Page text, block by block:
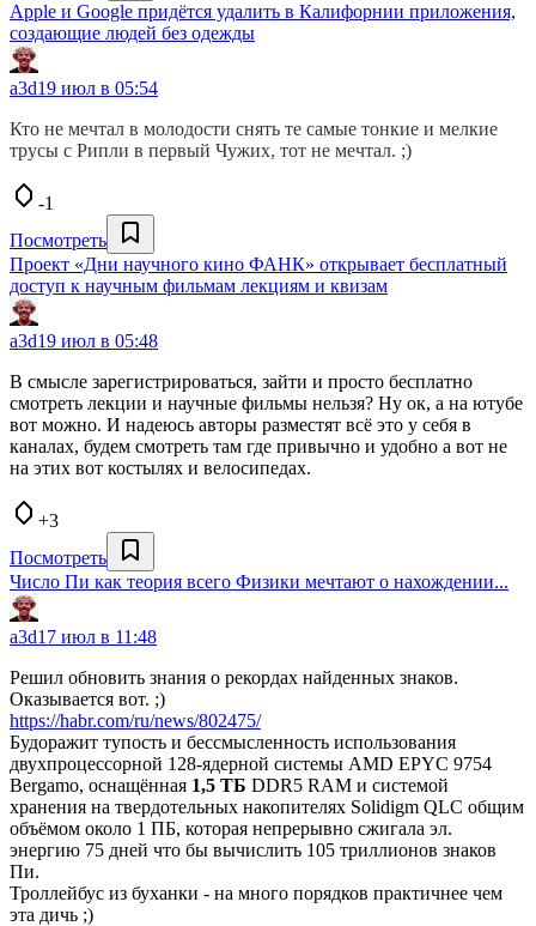
Apple и Google придётся удалить в Калифорнии приложения,
создающие людей без одежды
a3d19 июл в 05:54
Кто не мечтал в молодости снять те самые тонкие и мелкие
трусы с Рипли в первый Чужих, тот не мечтал. ;)
-1
Посмотреть
Проект «Дни научного кино ФАНК» открывает бесплатный
доступ к научным фильмам лекциям и квизам
a3d19 июл в 05:48
В смысле зарегистрироваться, зайти и просто бесплатно
смотреть лекции и научные фильмы нельзя? Ну ок, а на ютубе
вот можно. И надеюсь авторы разместят всё это у себя в
каналах, будем смотреть там где привычно и удобно а вот не
на этих вот костылях и велосипедах.
+3
Посмотреть
Число Пи как теория всего Физики мечтают о нахождении...
a3d17 июл в 11:48
Решил обновить знания о рекордах найденных знаков.
Оказывается вот. ;)
https://habr.com/ru/news/802475/
Будоражит тупость и бессмысленность использования
двухпроцессорной 128-ядерной системы AMD EPYC 9754
Bergamo, оснащённая 1,5 ТБ DDR5 RAM и системой
хранения на твердотельных накопителях Solidigm QLC общим
объёмом около 1 ПБ, которая непрерывно сжигала эл.
энергию 75 дней что бы вычислить 105 триллионов знаков
Пи.
Троллейбус из буханки - на много порядков практичнее чем
эта дичь ;)